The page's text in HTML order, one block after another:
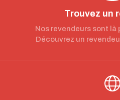
Trouvez un
Nos revendeurs sont là
Découvrez un